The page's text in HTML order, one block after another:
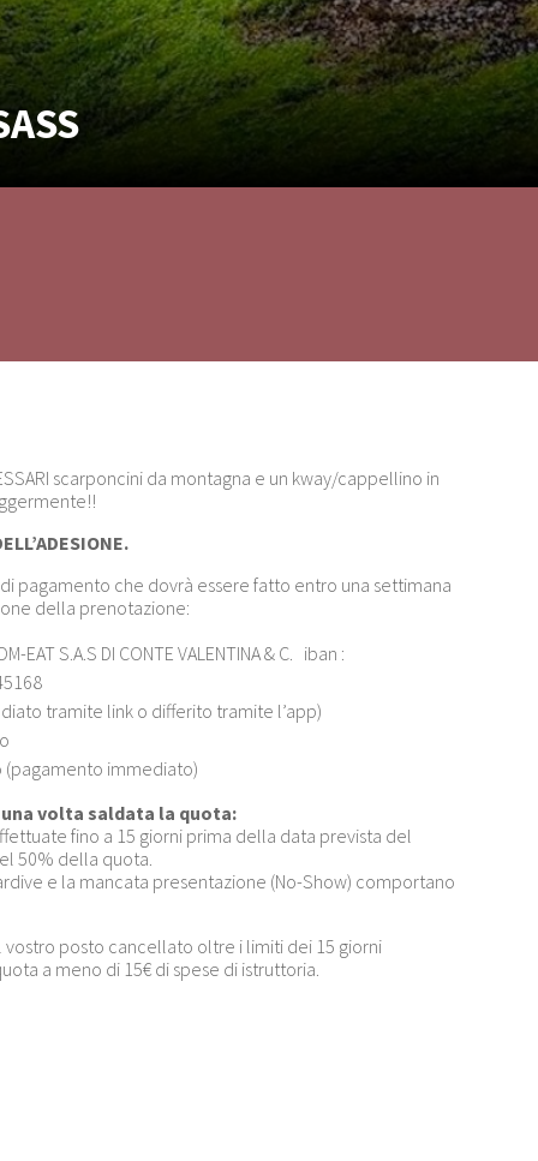
scarponcini da montagna e un kway/cappellino in
pagamento che dovrà essere fatto entro una settimana
della prenotazione:
EAT S.A.S DI CONTE VALENTINA & C. iban :
tramite link o differito tramite l’app)
immediato)
una volta saldata la quota:
fino a 15 giorni prima della data prevista del
50% della quota.
e la mancata presentazione (No-Show) comportano
vostro posto cancellato oltre i limiti dei 15 giorni
a meno di 15€ di spese di istruttoria.